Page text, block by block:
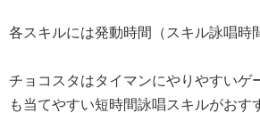
各スキルには発動時間（スキル詠唱時
チョコスタはタイマンにやりやすいゲ
も当てやすい短時間詠唱スキルがおす